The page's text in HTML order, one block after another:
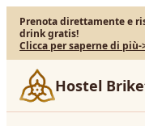
Prenota direttamente e
drink gratis!
Clicca per saperne di più-
Hostel